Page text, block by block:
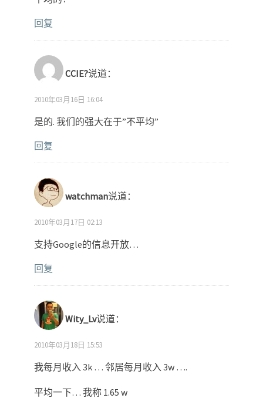
回复
CCIE?说道：
2010年03月16日 16:04
是的. 我们的强大在于”不平均”
回复
watchman说道：
2010年03月17日 02:13
支持Google的信息开放…
回复
Wity_Lv说道：
2010年03月18日 15:53
我每月收入 3k … 邻居每月收入 3w ….
平均一下… 我称 1.65 w